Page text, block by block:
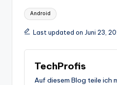
Tags:
Android
Last updated on Juni 23,
TechProfis
Auf diesem Blog teile ich